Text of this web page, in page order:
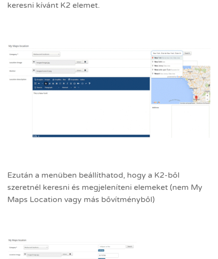
keresni kívánt K2 elemet.
Ezután a menüben beállíthatod, hogy a K2-ből
szeretnél keresni és megjeleníteni elemeket (nem My
Maps Location vagy más bővítményből)